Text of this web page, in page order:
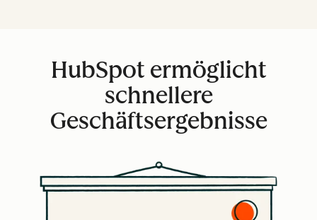
HubSpot ermöglicht
schnellere
Geschäftsergebnisse